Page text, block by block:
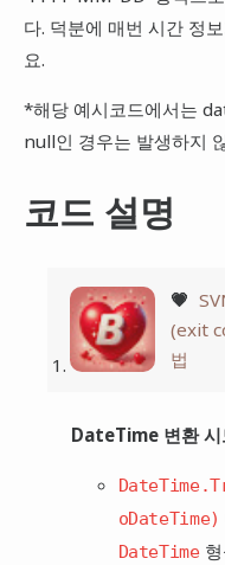
다. 덕분에 매번 시간 정
요.
*해당 예시코드에서는
null인 경우는 발생하지
코드 설명
💗
(exit
법
DateTime 변환 시
oDateTime)
DateTime형